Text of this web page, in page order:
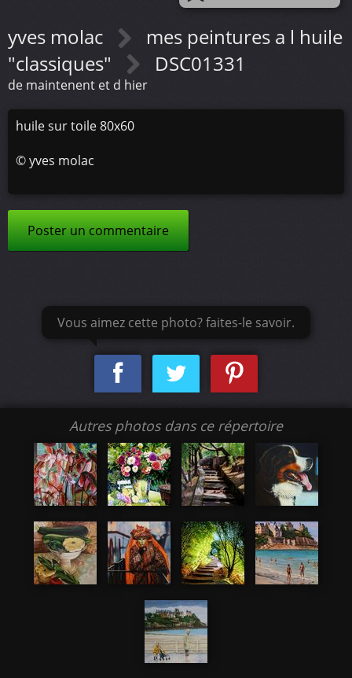
yves molac
mes peintures a l huile
"classiques"
DSC01331
de maintenent et d hier
huile sur toile 80x60
©yves molac
Poster un commentaire
Vous aimez cette photo? faites-le savoir.
Autres photos dans ce répertoire